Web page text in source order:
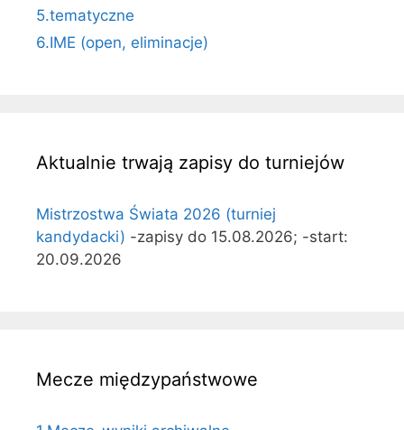
5.tematyczne
6.IME (open, eliminacje)
Aktualnie trwają zapisy do turniejów
Mistrzostwa Świata 2026 (turniej
kandydacki) -zapisy do 15.08.2026; -start:
20.09.2026
Mecze międzypaństwowe